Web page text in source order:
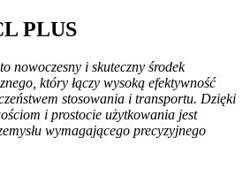
PLUS
i skuteczny środek
który łączy wysoką efektywność
stosowania i transportu. Dzięki
i prostocie użytkowania jest
wymagającego precyzyjnego